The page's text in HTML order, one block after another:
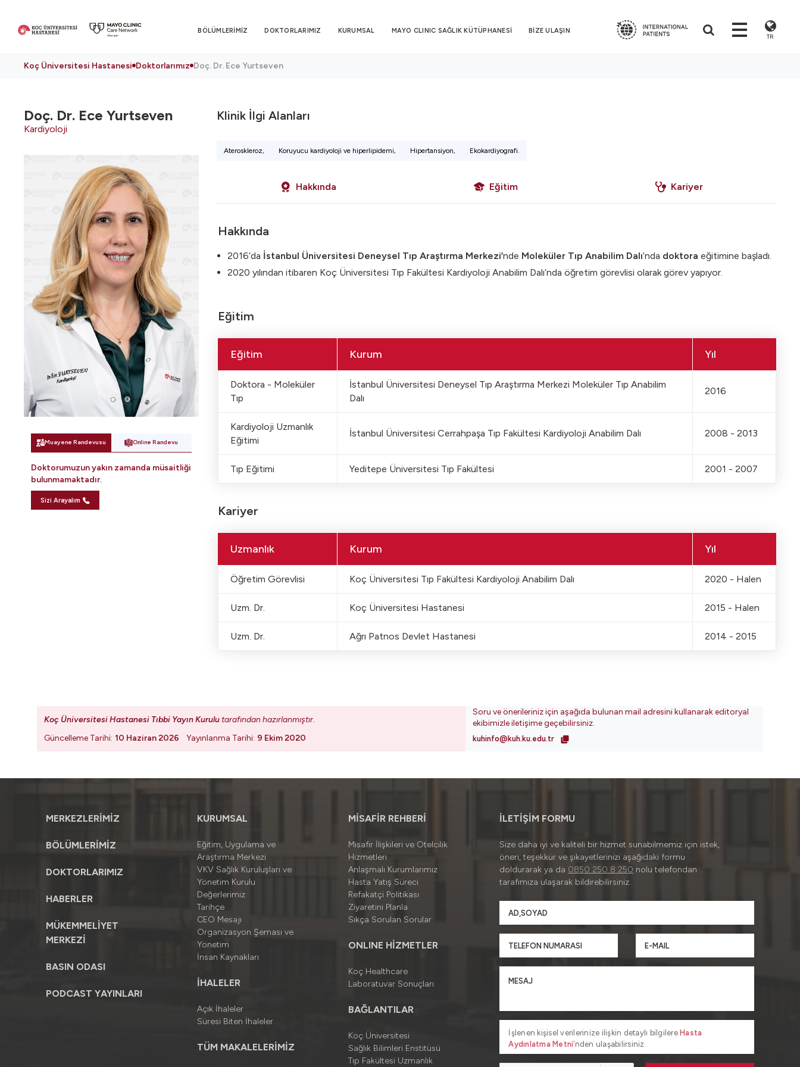
BÖLÜMLERİMİZ DOKTORLARIMIZ KURUMSAL MAYO CLINIC SAĞLIK KÜTÜPHANESİ BİZE ULAŞIN
TR
Koç Üniversitesi Hastanesi Doktorlarımız Doç. Dr. Ece Yurtseven
Doç. Dr. Ece Yurtseven
Kardiyoloji
Muayene Randevusu Online Randevu
Doktorumuzun yakın zamanda müsaitliği
bulunmamaktadır.
Sizi Arayalım
Klinik İlgi Alanları
Ateroskleroz, Koruyucu kardiyoloji ve hiperlipidemi, Hipertansiyon, Ekokardiyografi.
Hakkında Eğitim Kariyer
Hakkında
2016’da İstanbul Üniversitesi Deneysel Tıp Araştırma Merkezi’nde Moleküler Tıp Anabilim Dalı’nda doktora eğitimine başladı.
2020 yılından itibaren Koç Üniversitesi Tıp Fakültesi Kardiyoloji Anabilim Dalı’nda öğretim görevlisi olarak görev yapıyor.
Eğitim
Eğitim Kurum Yıl
Doktora - Moleküler
Tıp
İstanbul Üniversitesi Deneysel Tıp Araştırma Merkezi Moleküler Tıp Anabilim
Dalı
2016
Kardiyoloji Uzmanlık
Eğitimi
İstanbul Üniversitesi Cerrahpaşa Tıp Fakültesi Kardiyoloji Anabilim Dalı 2008 - 2013
Tıp Eğitimi Yeditepe Üniversitesi Tıp Fakültesi 2001 - 2007
Kariyer
Uzmanlık Kurum Yıl
Öğretim Görevlisi Koç Üniversitesi Tıp Fakültesi Kardiyoloji Anabilim Dalı 2020 - Halen
Uzm. Dr. Koç Üniversitesi Hastanesi 2015 - Halen
Uzm. Dr. Ağrı Patnos Devlet Hastanesi 2014 - 2015
Koç Üniversitesi Hastanesi Tıbbi Yayın Kurulu tarafından hazırlanmıştır.
Güncelleme Tarihi: 10 Haziran 2026 Yayınlanma Tarihi: 9 Ekim 2020
Soru ve önerileriniz için aşağıda bulunan mail adresini kullanarak editoryal
ekibimizle iletişime geçebilirsiniz.
kuhinfo@kuh.ku.edu.tr
MERKEZLERİMİZ
BÖLÜMLERİMİZ
DOKTORLARIMIZ
HABERLER
MÜKEMMELİYET
MERKEZİ
BASIN ODASI
PODCAST YAYINLARI
KURUMSAL
Eğitim, Uygulama ve
Araştırma Merkezi
VKV Sağlık Kuruluşları ve
Yönetim Kurulu
Değerlerimiz
Tarihçe
CEO Mesajı
Organizasyon Şeması ve
Yönetim
İnsan Kaynakları
İHALELER
Açık İhaleler
Süresi Biten İhaleler
TÜM MAKALELERİMİZ
MİSAFİR REHBERİ
Misafir İlişkileri ve Otelcilik
Hizmetleri
Anlaşmalı Kurumlarımız
Hasta Yatış Süreci
Refakatçi Politikası
Ziyaretini Planla
Sıkça Sorulan Sorular
ONLINE HİZMETLER
Koç Healthcare
Laboratuvar Sonuçları
BAĞLANTILAR
Koç Üniversitesi
Sağlık Bilimleri Enstitüsü
Tıp Fakültesi Uzmanlık
İLETİŞİM FORMU
Size daha iyi ve kaliteli bir hizmet sunabilmemiz için istek,
öneri, teşekkür ve şikayetlerinizi aşağıdaki formu
doldurarak ya da 0850 250 8 250 nolu telefondan
tarafımıza ulaşarak bildirebilirsiniz.
İşlenen kişisel verilerinize ilişkin detaylı bilgilere Hasta
Aydınlatma Metni’nden ulaşabilirsiniz.